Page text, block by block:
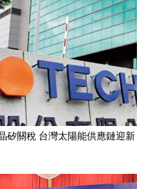
矽關稅 台灣太陽能供應鏈迎新